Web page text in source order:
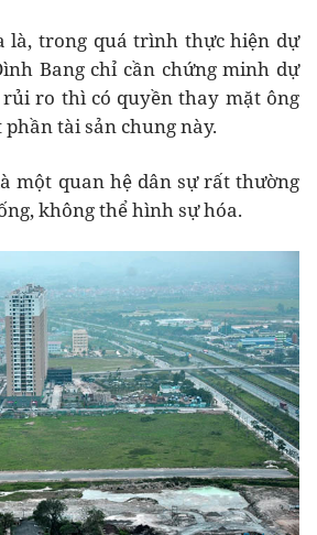
là, trong quá trình thực hiện dự
Bang chỉ cần chứng minh dự
rủi ro thì có quyền thay mặt ông
tài sản chung này.
một quan hệ dân sự rất thường
không thể hình sự hóa.